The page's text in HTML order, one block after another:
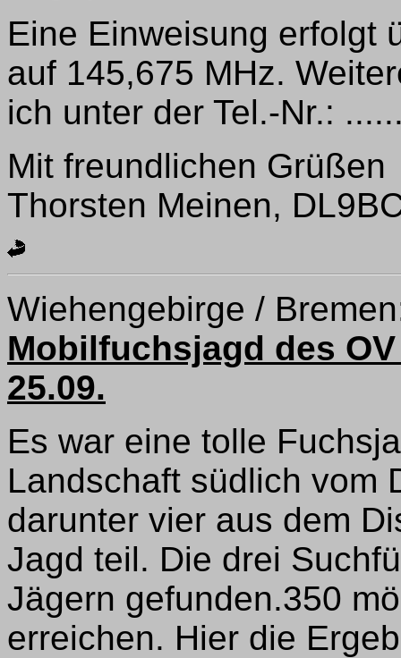
Eine Einweisung erfolgt
auf 145,675 MHz.
ich unter der Tel.-Nr.:
Mit freundlichen Grüßen
Thorsten Meinen,
Wiehengebirge /
Mobilfuchsjagd des
25.09.
Es war eine tolle
Landschaft südlich vom
darunter vier aus dem
Jagd teil. Die drei
Jägern gefunden.350
erreichen. Hier die